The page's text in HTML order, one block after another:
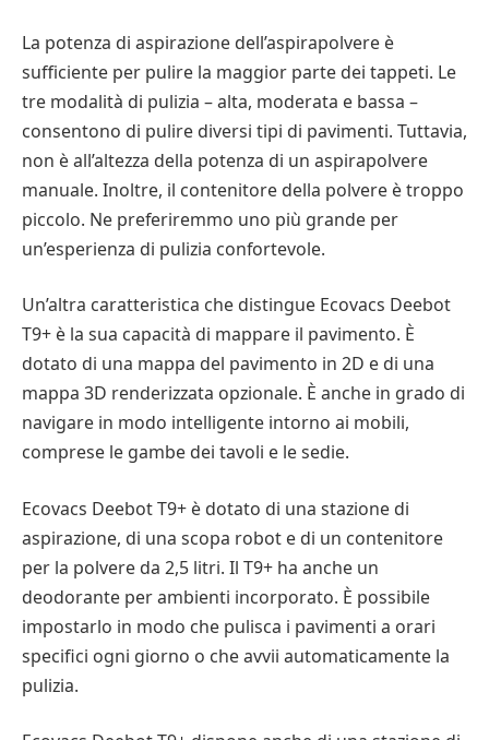
La potenza di aspirazione dell’aspirapolvere è
sufficiente per pulire la maggior parte dei tappeti. Le
tre modalità di pulizia – alta, moderata e bassa –
consentono di pulire diversi tipi di pavimenti. Tuttavia,
non è all’altezza della potenza di un aspirapolvere
manuale. Inoltre, il contenitore della polvere è troppo
piccolo. Ne preferiremmo uno più grande per
un’esperienza di pulizia confortevole.
Un’altra caratteristica che distingue Ecovacs Deebot
T9+ è la sua capacità di mappare il pavimento. È
dotato di una mappa del pavimento in 2D e di una
mappa 3D renderizzata opzionale. È anche in grado di
navigare in modo intelligente intorno ai mobili,
comprese le gambe dei tavoli e le sedie.
Ecovacs Deebot T9+ è dotato di una stazione di
aspirazione, di una scopa robot e di un contenitore
per la polvere da 2,5 litri. Il T9+ ha anche un
deodorante per ambienti incorporato. È possibile
impostarlo in modo che pulisca i pavimenti a orari
specifici ogni giorno o che avvii automaticamente la
pulizia.